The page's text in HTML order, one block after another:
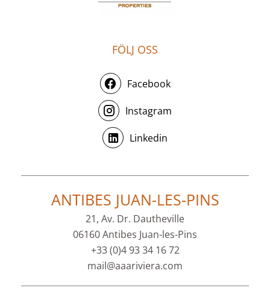
FÖLJ OSS
Facebook
Instagram
Linkedin
ANTIBES JUAN-LES-PINS
21, Av. Dr. Dautheville
06160 Antibes Juan-les-Pins
+33 (0)4 93 34 16 72
mail@aaariviera.com